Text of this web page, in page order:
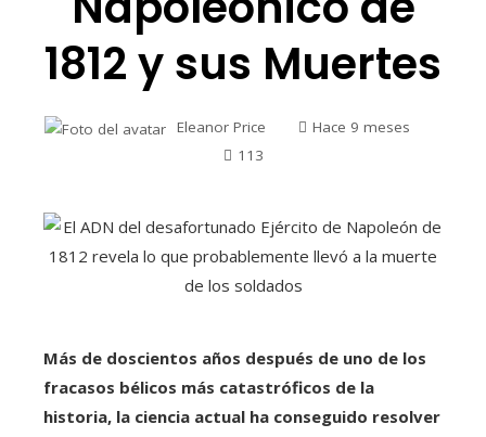
1812 y sus Muertes
Eleanor Price
Hace 9 meses
113
Más de doscientos años después de uno de los
fracasos bélicos más catastróficos de la
historia, la ciencia actual ha conseguido resolver